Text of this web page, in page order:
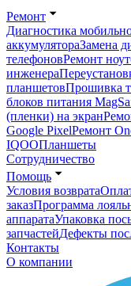
Ремонт
Диагностика
аккумулятораЗамена
телефоновРемонт
инженера
планшетовПрошивка
блоков питания
(пленки) на экран
Google PixelРемонт
IQOOПланшеты
Сотрудничество
Помощь
Условия возврата
заказПрограмма
аппаратаУпаковка
запчастейДефекты
Контакты
О компании